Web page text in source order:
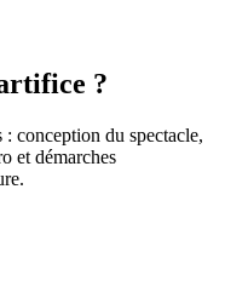
?
conception du spectacle,
et démarches